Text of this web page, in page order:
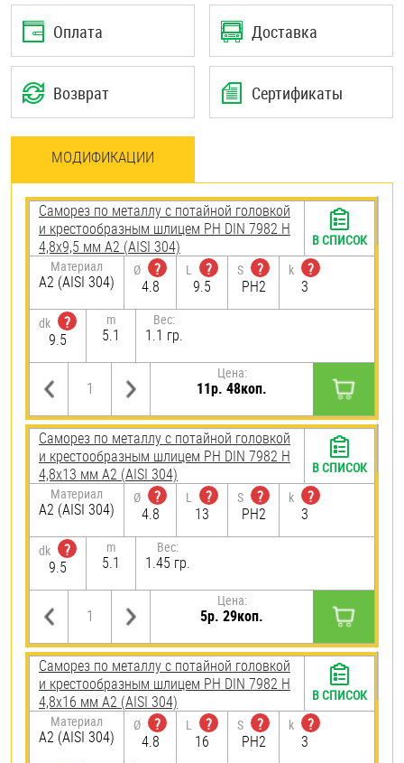
Оплата Доставка
Возврат Сертификаты
МОДИФИКАЦИИ
Саморез по металлу с потайной головкой
и крестообразным шлицем PH DIN 7982 H
4,8х9,5 мм А2 (AISI 304)
Материал
А2 (AISI 304)
Ø
?
4.8
L
?
9.5
S
?
PH2
k
?
3
dk
?
9.5
m
5.1
Вес:
1.1 гр.
Цена:
11р. 48коп.
В СПИСОК
Саморез по металлу с потайной головкой
и крестообразным шлицем PH DIN 7982 H
4,8х13 мм А2 (AISI 304)
Материал
А2 (AISI 304)
Ø
?
4.8
L
?
13
S
?
PH2
k
?
3
dk
?
9.5
m
5.1
Вес:
1.45 гр.
Цена:
5р. 29коп.
В СПИСОК
Саморез по металлу с потайной головкой
и крестообразным шлицем PH DIN 7982 H
4,8х16 мм А2 (AISI 304)
Материал
А2 (AISI 304)
Ø
?
4.8
L
?
16
S
?
PH2
k
?
3
В СПИСОК